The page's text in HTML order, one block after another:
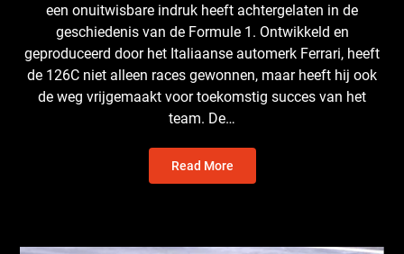
een onuitwisbare indruk heeft achtergelaten in de
geschiedenis van de Formule 1. Ontwikkeld en
geproduceerd door het Italiaanse automerk Ferrari, heeft
de 126C niet alleen races gewonnen, maar heeft hij ook
de weg vrijgemaakt voor toekomstig succes van het
team. De…
Read More